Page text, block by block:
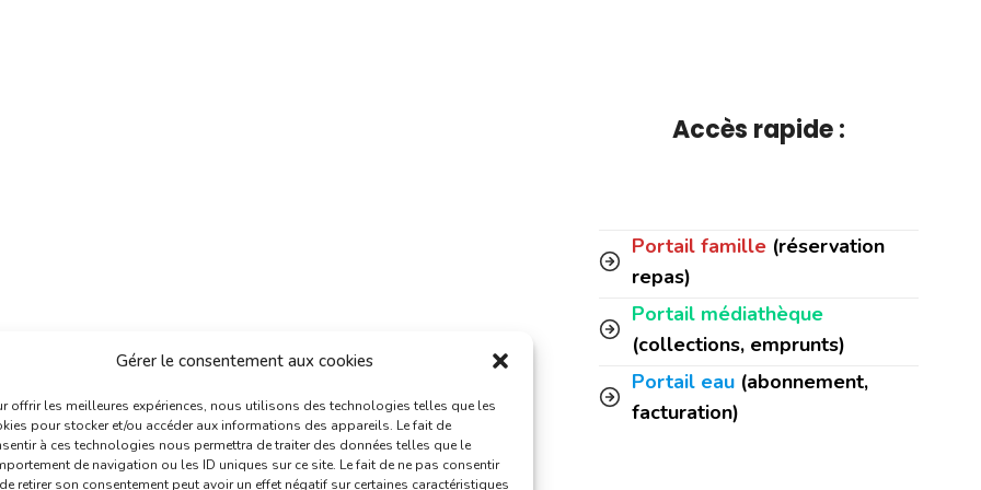
Gérer le consentement aux cookies
offrir les meilleures expériences, nous utilisons des technologies telles que les
pour stocker et/ou accéder aux informations des appareils. Le fait de
à ces technologies nous permettra de traiter des données telles que le
de navigation ou les ID uniques sur ce site. Le fait de ne pas consentir
retirer son consentement peut avoir un effet négatif sur certaines caractéristiques
Accès rapide :
Portail famille (réservation
repas)
Portail médiathèque
(collections, emprunts)
Portail eau (abonnement,
facturation)